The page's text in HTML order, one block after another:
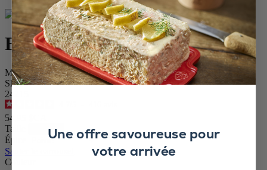
Bistro
Moulin à poivre manuel en bois couleur blanc mat 10 cm
SKU
24215
54,95 $CA
Taille
Épice
Sauter le carrousel
Couleur
Une offre savoureuse pour
votre arrivée